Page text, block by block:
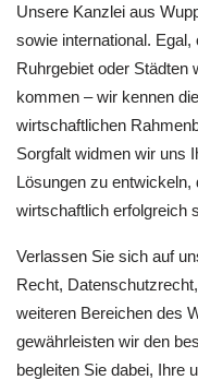
Unsere Kanzlei aus
sowie international.
Ruhrgebiet oder Städten
kommen – wir kennen
wirtschaftlichen
Sorgfalt widmen wir uns
Lösungen zu
wirtschaftlich erfolgreich
Verlassen Sie sich auf
Recht,
weiteren Bereichen des
gewährleisten wir den
begleiten Sie dabei, Ihre